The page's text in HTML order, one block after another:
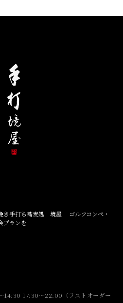
き手打ち蕎麦処 境屋 ゴルフコンペ・
プランを
14:30 17:30～22:00（ラストオーダー